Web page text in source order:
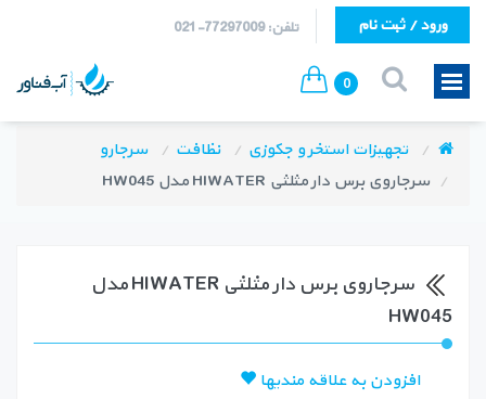
تلفن: 77297009-021 ورود / ثبت نام
0
تجهیزات استخر و جکوزی نظافت
سرجارو
سرجاروی برس دار مثلثی HIWATER مدل HW045
سرجاروی برس دار مثلثی HIWATER مدل
HW045
افزودن به علاقه مندیها